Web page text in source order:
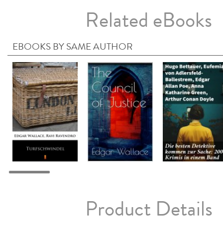
Related eBooks
EBOOKS BY SAME AUTHOR
Product Details